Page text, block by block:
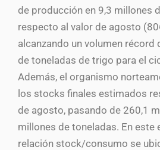
de producción en 9,3 millones
respecto al valor de agosto
alcanzando un volumen récord
de toneladas de trigo para el
Además, el organismo
los stocks finales estimados
de agosto, pasando de 260,1
millones de toneladas. En este
relación stock/consumo se